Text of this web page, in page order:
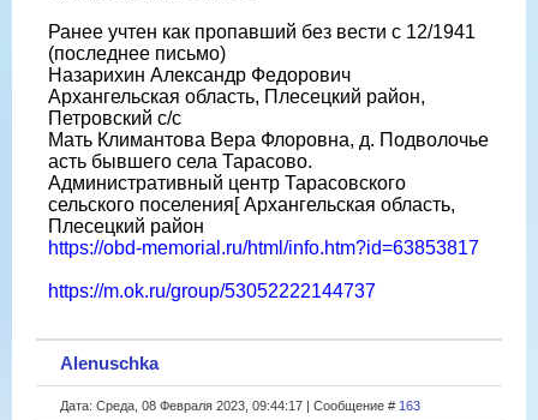
Ранее учтен как пропавший без вести с 12/1941
(последнее письмо)
Назарихин Александр Федорович
Архангельская область, Плесецкий район,
Петровский с/с
Мать Климантова Вера Флоровна, д. Подволочье
асть бывшего села Тарасово.
Административный центр Тарасовского
сельского поселения[ Архангельская область,
Плесецкий район
https://obd-memorial.ru/html/info.htm?id=63853817
https://m.ok.ru/group/53052222144737
Alenuschka
Дата: Среда, 08 Февраля 2023, 09:44:17 | Сообщение # 163